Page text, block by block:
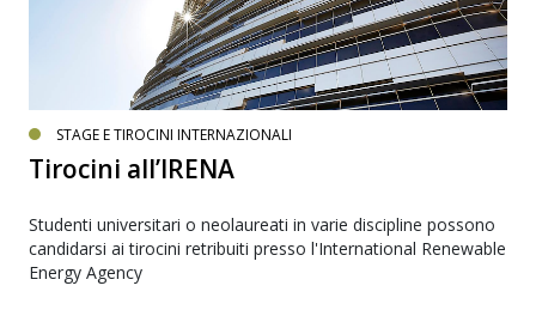
STAGE E TIROCINI INTERNAZIONALI
Tirocini all’IRENA
Studenti universitari o neolaureati in varie discipline possono
candidarsi ai tirocini retribuiti presso l'International Renewable
Energy Agency